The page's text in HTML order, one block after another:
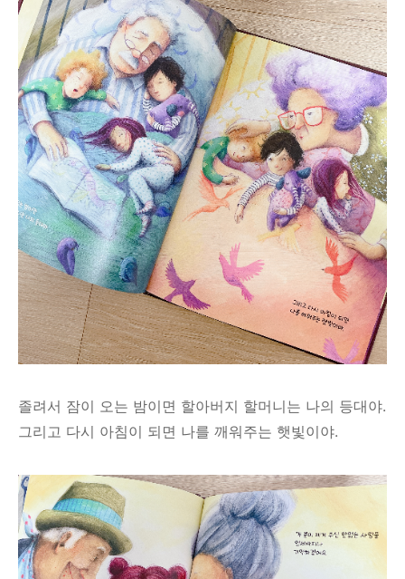
졸려서 잠이 오는 밤이면 할아버지 할머니는 나의 등대야.
그리고 다시 아침이 되면 나를 깨워주는 햇빛이야.